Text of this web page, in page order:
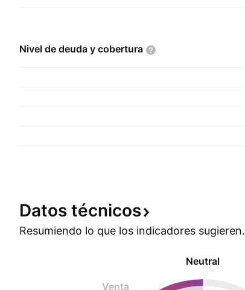
Nivel de deuda y cobertura
Datos técnicos
Resumiendo lo que los indicadores sugieren.
Neutral
Venta